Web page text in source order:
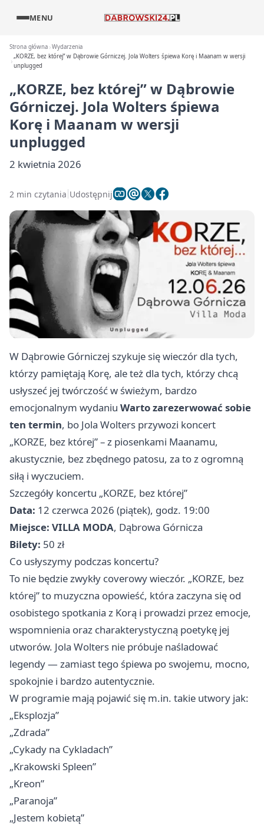
MENU
Strona główna Wydarzenia
„KORZE, bez której” w Dąbrowie Górniczej. Jola Wolters śpiewa Korę i Maanam w wersji
unplugged
„KORZE, bez której” w Dąbrowie
Górniczej. Jola Wolters śpiewa
Korę i Maanam w wersji
unplugged
2 kwietnia 2026
2 min czytania Udostępnij
W Dąbrowie Górniczej szykuje się wieczór dla tych,
którzy pamiętają Korę, ale też dla tych, którzy chcą
usłyszeć jej twórczość w świeżym, bardzo
emocjonalnym wydaniu Warto zarezerwować sobie
ten termin, bo Jola Wolters przywozi koncert
„KORZE, bez której” – z piosenkami Maanamu,
akustycznie, bez zbędnego patosu, za to z ogromną
siłą i wyczuciem.
Szczegóły koncertu „KORZE, bez której”
Data: 12 czerwca 2026 (piątek), godz. 19:00
Miejsce: VILLA MODA, Dąbrowa Górnicza
Bilety: 50 zł
Co usłyszymy podczas koncertu?
To nie będzie zwykły coverowy wieczór. „KORZE, bez
której” to muzyczna opowieść, która zaczyna się od
osobistego spotkania z Korą i prowadzi przez emocje,
wspomnienia oraz charakterystyczną poetykę jej
utworów. Jola Wolters nie próbuje naśladować
legendy — zamiast tego śpiewa po swojemu, mocno,
spokojnie i bardzo autentycznie.
W programie mają pojawić się m.in. takie utwory jak:
„Eksplozja”
„Zdrada”
„Cykady na Cykladach”
„Krakowski Spleen”
„Kreon”
„Paranoja”
„Jestem kobietą”